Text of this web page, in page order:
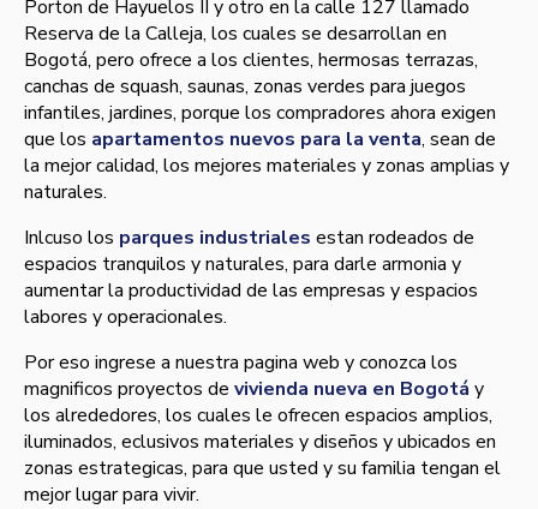
Porton de Hayuelos II y otro en la calle 127 llamado
Reserva de la Calleja, los cuales se desarrollan en
Bogotá, pero ofrece a los clientes, hermosas terrazas,
canchas de squash, saunas, zonas verdes para juegos
infantiles, jardines, porque los compradores ahora exigen
que los apartamentos nuevos para la venta, sean de
la mejor calidad, los mejores materiales y zonas amplias y
naturales.
Inlcuso los parques industriales estan rodeados de
espacios tranquilos y naturales, para darle armonia y
aumentar la productividad de las empresas y espacios
labores y operacionales.
Por eso ingrese a nuestra pagina web y conozca los
magnificos proyectos de vivienda nueva en Bogotá y
los alrededores, los cuales le ofrecen espacios amplios,
iluminados, eclusivos materiales y diseños y ubicados en
zonas estrategicas, para que usted y su familia tengan el
mejor lugar para vivir.